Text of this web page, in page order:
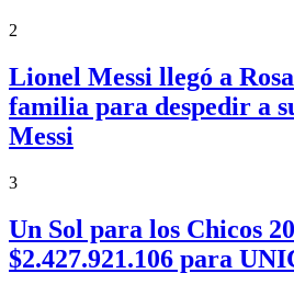
2
Lionel Messi llegó a
familia para despedir a
Messi
3
Un Sol para los Chicos
$2.427.921.106 para